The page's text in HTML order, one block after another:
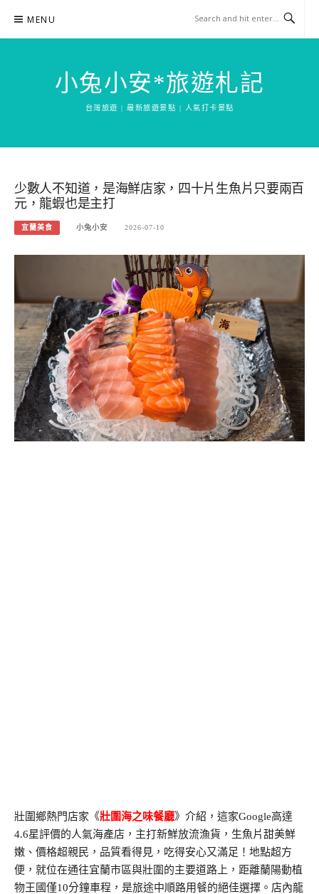
content
MENU
小兔小安*旅遊札記
台灣旅遊 | 最新旅遊景點 | 人氣打卡景點
少數人不知道，是海鮮店家，四十片生魚片只要兩百
元，龍蝦也是主打
宜蘭美食 小兔小安 2026-07-10
壯圍鄉熱門店家《壯圍海之味餐廳》介紹，這家Google高達
4.6星評價的人氣海產店，主打新鮮放流漁貨，生魚片甜美鮮
嫩、價格超親民，品質看得見，吃得安心又滿足！地點超方
便，就位在通往宜蘭市區與壯圍的主要道路上，距離蘭陽動植
物王國僅10分鐘車程，是旅途中順路用餐的絕佳選擇。店內龍